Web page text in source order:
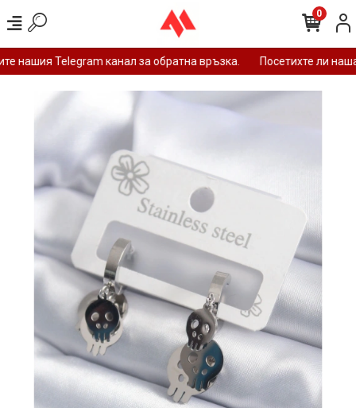
нашия Telegram канал за обратна връзка. Посетихте ли
0